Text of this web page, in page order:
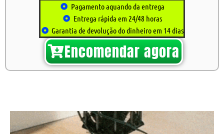
Pagamento aquando da entrega
Entrega rápida em 24/48 horas
Garantia de devolução do dinheiro em 14 dias
Encomendar agora